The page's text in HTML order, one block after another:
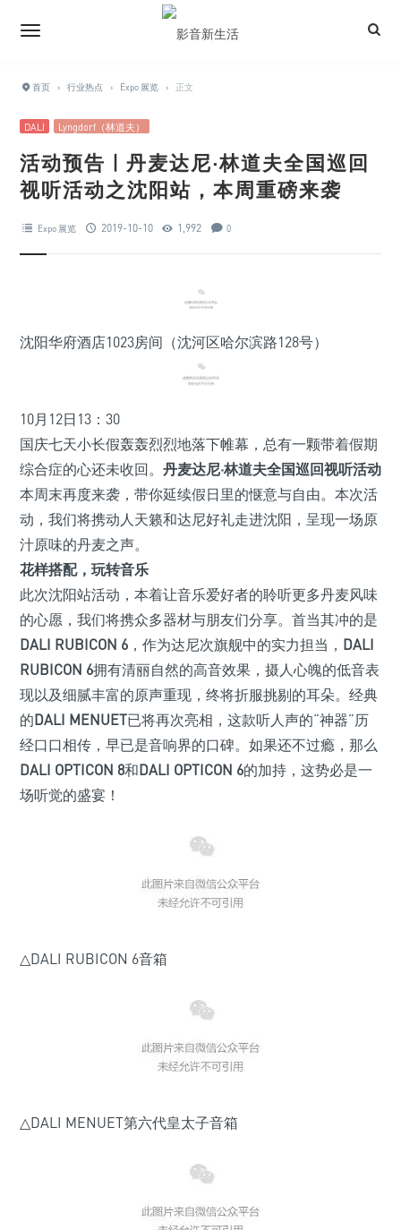
首页 › 行业热点 › Expo 展览 › 正文
DALI Lyngdorf（林道夫）
活动预告 | 丹麦达尼·林道夫全国巡回
视听活动之沈阳站，本周重磅来袭
Expo 展览 2019-10-10 1,992 0
沈阳华府酒店1023房间（沈河区哈尔滨路128号）
10月12日13：30
国庆七天小长假轰轰烈烈地落下帷幕，总有一颗带着假期
综合症的心还未收回。 丹麦达尼·林道夫全国巡回视听活动
本周末再度来袭，带你延续假日里的惬意与自由。本次活
动，我们将携动人天籁和达尼好礼走进沈阳，呈现一场原
汁原味的丹麦之声。
花样搭配，玩转音乐
此次沈阳站活动，本着让音乐爱好者的聆听更多丹麦风味
的心愿，我们将携众多器材与朋友们分享。首当其冲的是
DALI RUBICON 6 ，作为达尼次旗舰中的实力担当， DALI
RUBICON 6拥有清丽自然的高音效果，摄人心魄的低音表
现以及细腻丰富的原声重现，终将折服挑剔的耳朵。经典
的DALI MENUET已将再次亮相，这款听人声的“神器”历
经口口相传，早已是音响界的口碑。如果还不过瘾，那么
DALI OPTICON 8和DALI OPTICON 6的加持，这势必是一
场听觉的盛宴！
△DALI RUBICON 6音箱
△DALI MENUET第六代皇太子音箱